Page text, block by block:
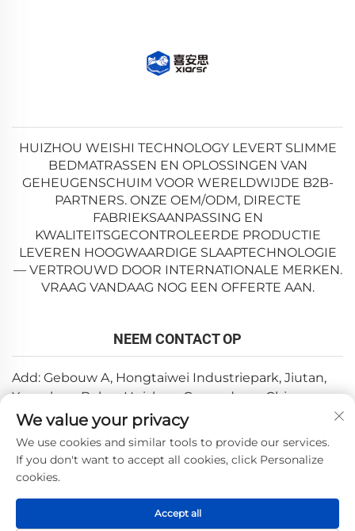
HUIZHOU WEISHI TECHNOLOGY LEVERT SLIMME
BEDMATRASSEN EN OPLOSSINGEN VAN
GEHEUGENSCHUIM VOOR WERELDWIJDE B2B-
PARTNERS. ONZE OEM/ODM, DIRECTE
FABRIEKSAANPASSING EN
KWALITEITSGECONTROLEERDE PRODUCTIE
LEVEREN HOOGWAARDIGE SLAAPTECHNOLOGIE
— VERTROUWD DOOR INTERNATIONALE MERKEN.
VRAAG VANDAAG NOG EEN OFFERTE AAN.
NEEM CONTACT OP
Add: Gebouw A, Hongtaiwei Industriepark, Jiutan,
Yuanzhou, Boluo, Huizhou, Guangdong, China
E-mail:[email protected]
Tel:+86-0752-6688646
Copyright © 2025 door Huizhou Weishi Technology Co., Ltd.
Privacybeleid
We value your privacy
We use cookies and similar tools to provide our services.
If you don't want to accept all cookies, click Personalize
cookies.
Accept all